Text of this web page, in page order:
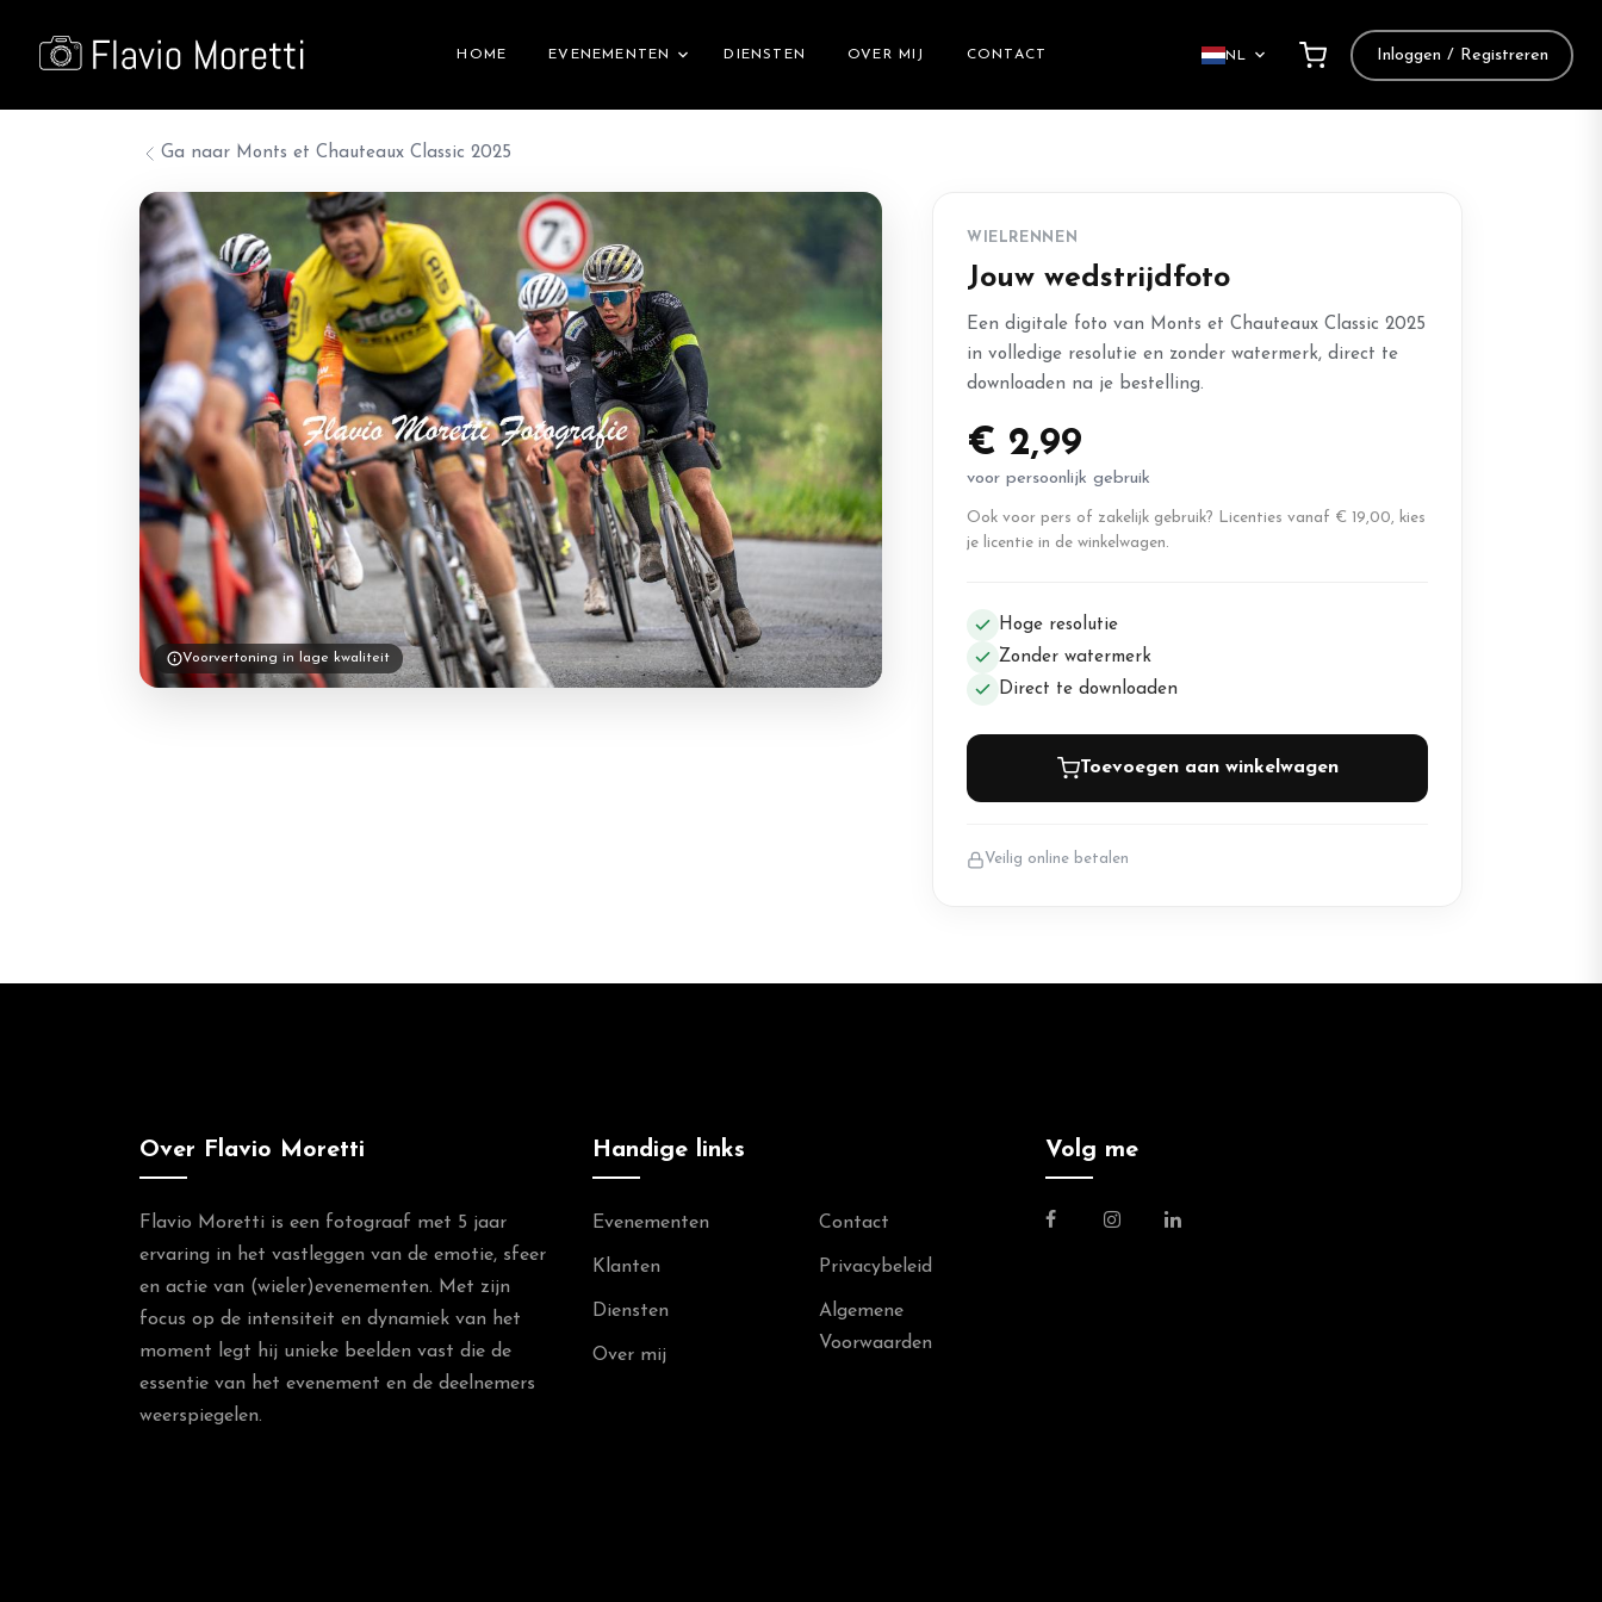
HOME EVENEMENTEN DIENSTEN OVER MIJ CONTACT NL Inloggen / Registreren
Ga naar Monts et Chauteaux Classic 2025
Voorvertoning in lage kwaliteit
WIELRENNEN
Jouw wedstrijdfoto
Een digitale foto van Monts et Chauteaux Classic 2025
in volledige resolutie en zonder watermerk, direct te
downloaden na je bestelling.
€ 2,99
voor persoonlijk gebruik
Ook voor pers of zakelijk gebruik? Licenties vanaf € 19,00, kies
je licentie in de winkelwagen.
Hoge resolutie
Zonder watermerk
Direct te downloaden
Toevoegen aan winkelwagen
Veilig online betalen
Over Flavio Moretti
Flavio Moretti is een fotograaf met 5 jaar
ervaring in het vastleggen van de emotie, sfeer
en actie van (wieler)evenementen. Met zijn
focus op de intensiteit en dynamiek van het
moment legt hij unieke beelden vast die de
essentie van het evenement en de deelnemers
weerspiegelen.
Handige links
Evenementen
Klanten
Diensten
Over mij
Contact
Privacybeleid
Algemene
Voorwaarden
Volg me